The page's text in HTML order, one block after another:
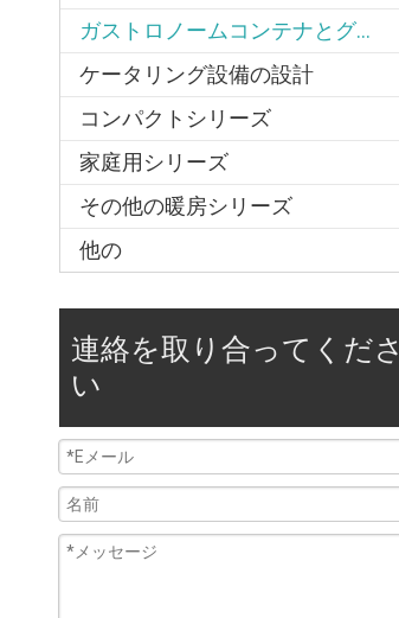
ガストロノームコンテナとグリッド
ケータリング設備の設計
コンパクトシリーズ
家庭用シリーズ
その他の暖房シリーズ
他の
連絡を取り合ってくださ
い